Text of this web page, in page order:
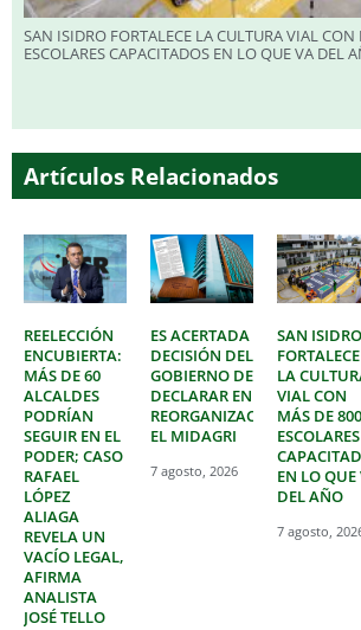
SAN ISIDRO FORTALECE LA CULTURA VIAL
ESCOLARES CAPACITADOS EN LO QUE VA DEL
Artículos Relacionados
REELECCIÓN
ENCUBIERTA:
MÁS DE 60
ALCALDES
PODRÍAN
SEGUIR EN EL
PODER; CASO
RAFAEL
LÓPEZ
ALIAGA
REVELA UN
VACÍO LEGAL,
AFIRMA
ANALISTA
JOSÉ TELLO
ES ACERTADA
DECISIÓN DEL
GOBIERNO DE
DECLARAR EN
REORGANIZACIÓN
EL MIDAGRI
7 agosto, 2026
SAN ISIDRO
FORTALECE
LA
VIAL CON
MÁS DE 800
ESCOLARES
EN LO QUE
DEL AÑO
7 agosto,